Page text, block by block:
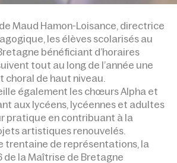
LA ROSE
Maud Hamon-Loisance, directrice
les élèves scolarisés au
bénéficiant d’horaires
tout au long de l’année une
choral de haut niveau.
également les chœurs Alpha et
aux lycéens, lycéennes et adultes
pratique en contribuant à la
artistiques renouvelés.
trentaine de représentations, la
de la Maîtrise de Bretagne